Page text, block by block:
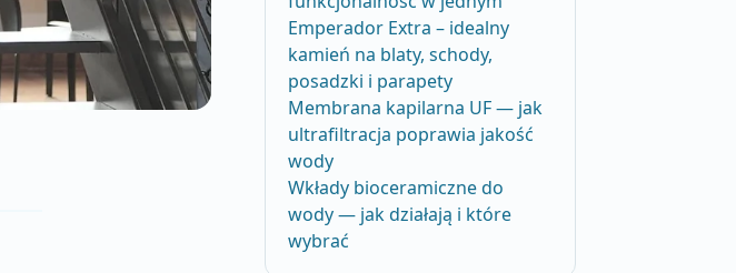
Emperador Extra – idealny
kamień na blaty, schody,
posadzki i parapety
Membrana kapilarna UF — jak
ultrafiltracja poprawia jakość
wody
Wkłady bioceramiczne do
wody — jak działają i które
wybrać